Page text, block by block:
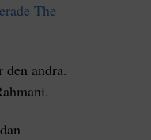
The
den andra.